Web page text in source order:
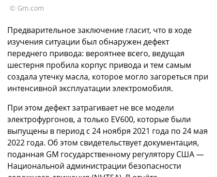
© Gm.com
Предварительное заключение гласит, что в ходе
изучения ситуации был обнаружен дефект
переднего привода: вероятнее всего, ведущая
шестерня пробила корпус привода и тем самым
создала утечку масла, которое могло загореться при
интенсивной эксплуатации электромобиля.
При этом дефект затрагивает не все модели
электрофургонов, а только EV600, которые были
выпущены в период с 24 ноября 2021 года по 24 мая
2022 года. Об этом свидетельствует документация,
поданная GM государственному регулятору США —
Национальной администрации безопасности